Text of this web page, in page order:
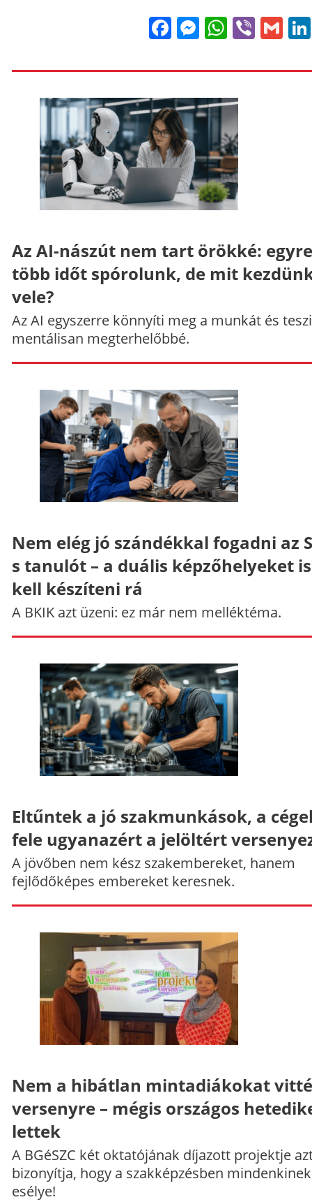
FacebookViber
Az AI-nászút nem tart örökké: egyre
több időt spórolunk, de mit
vele?
Az AI egyszerre könnyíti meg a munkát és
mentálisan megterhelőbbé.
Nem elég jó szándékkal fogadni az
s tanulót – a duális képzőhelyeket
kell készíteni rá
A BKIK azt üzeni: ez már nem melléktéma.
Eltűntek a jó szakmunkások, a
fele ugyanazért a jelöltért
A jövőben nem kész szakembereket, hanem
fejlődőképes embereket keresnek.
Nem a hibátlan mintadiákokat
versenyre – mégis országos
lettek
A BGéSZC két oktatójának díjazott projektje
bizonyítja, hogy a szakképzésben
esélye!